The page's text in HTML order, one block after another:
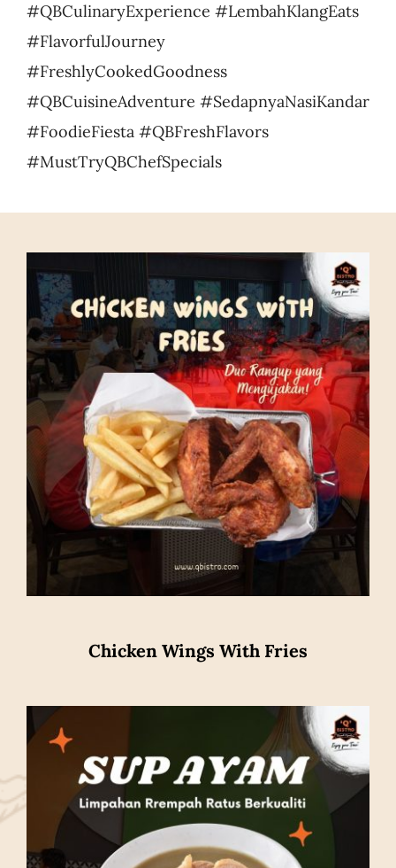
#QBCulinaryExperience #LembahKlangEats
#FlavorfulJourney
#FreshlyCookedGoodness
#QBCuisineAdventure #SedapnyaNasiKandar
#FoodieFiesta #QBFreshFlavors
#MustTryQBChefSpecials
Chicken Wings With Fries